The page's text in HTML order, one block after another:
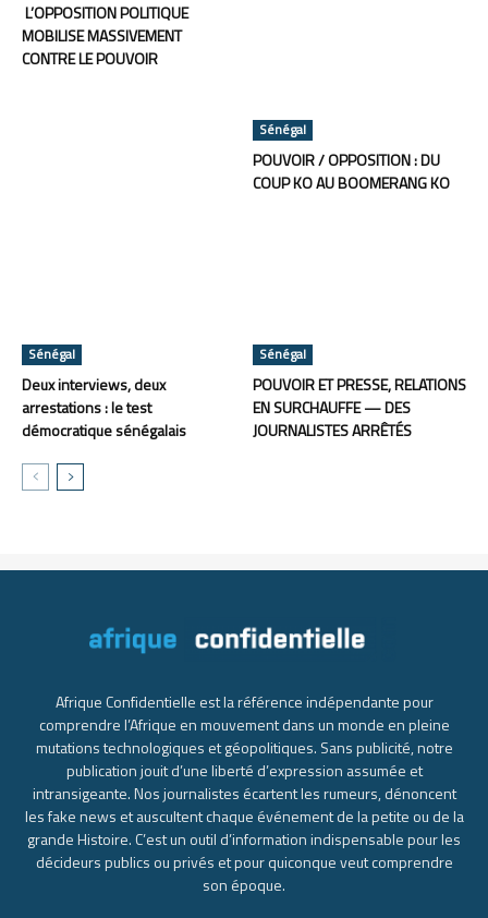
L’OPPOSITION POLITIQUE
MOBILISE MASSIVEMENT
CONTRE LE POUVOIR
Sénégal
POUVOIR / OPPOSITION : DU
COUP KO AU BOOMERANG KO
Sénégal
Deux interviews, deux
arrestations : le test
démocratique sénégalais
Sénégal
POUVOIR ET PRESSE, RELATIONS
EN SURCHAUFFE — DES
JOURNALISTES ARRÊTÉS
Afrique Confidentielle est la référence indépendante pour
comprendre l’Afrique en mouvement dans un monde en pleine
mutations technologiques et géopolitiques. Sans publicité, notre
publication jouit d’une liberté d’expression assumée et
intransigeante. Nos journalistes écartent les rumeurs, dénoncent
les fake news et auscultent chaque événement de la petite ou de la
grande Histoire. C’est un outil d’information indispensable pour les
décideurs publics ou privés et pour quiconque veut comprendre
son époque.